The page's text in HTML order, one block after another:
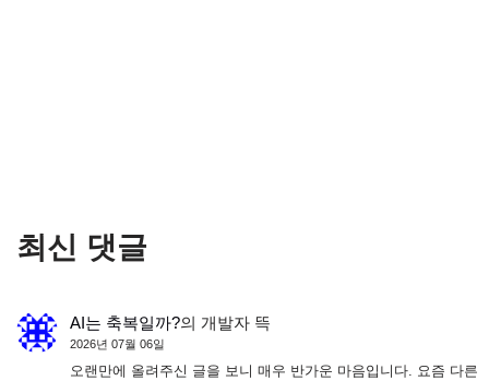
최신 댓글
AI는 축복일까?의 개발자 뜩
2026년 07월 06일
오랜만에 올려주신 글을 보니 매우 반가운 마음입니다. 요즘 다른